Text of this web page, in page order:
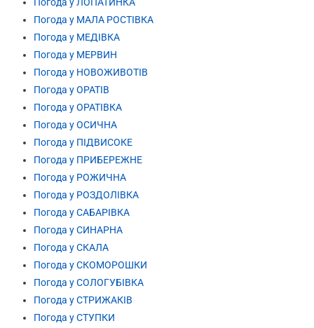
Погода у МАЛА РОСТІВКА
Погода у МЕДІВКА
Погода у МЕРВИН
Погода у НОВОЖИВОТІВ
Погода у ОРАТІВ
Погода у ОРАТІВКА
Погода у ОСИЧНА
Погода у ПІДВИСОКЕ
Погода у ПРИБЕРЕЖНЕ
Погода у РОЖИЧНА
Погода у РОЗДОЛІВКА
Погода у САБАРІВКА
Погода у СИНАРНА
Погода у СКАЛА
Погода у СКОМОРОШКИ
Погода у СОЛОГУБІВКА
Погода у СТРИЖАКІВ
Погода у СТУПКИ